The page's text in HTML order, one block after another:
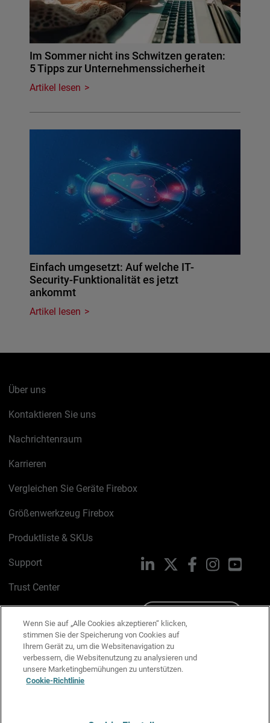
Im Sommer nicht ins Schwitzen geraten:
5 Tipps zur Unternehmenssicherheit
Artikel lesen
Einfach umgesetzt: Auf welche IT-
Security-Funktionalität es jetzt
ankommt
Artikel lesen
Über uns
Kontaktieren Sie uns
Nachrichtenraum
Karrieren
Vergleichen Sie Geräte Firebox
Größenwerkzeug Firebox
Produktliste & SKUs
Support
Trust Center
Cookie-Richtlinie
Datenschutzrichtlinie
Media & Brand Kit
LinkedIn FacebookInstagram
Wenn Sie auf „Alle Cookies akzeptieren“ klicken,
stimmen Sie der Speicherung von Cookies auf
Ihrem Gerät zu, um die Websitenavigation zu
verbessern, die Websitenutzung zu analysieren und
unsere Marketingbemühungen zu unterstützen.
Cookie-Richtlinie